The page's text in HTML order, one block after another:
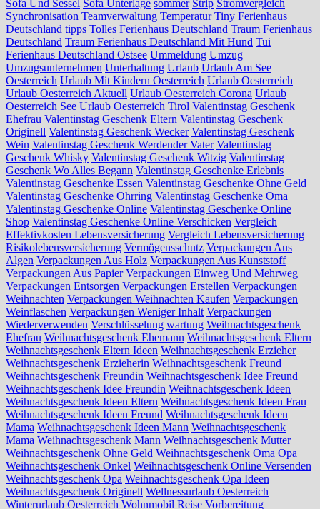
Sofa Und Sessel Sofa Unterlage sommer Strip Stromvergleich
Synchronisation Teamverwaltung Temperatur Tiny Ferienhaus
Deutschland tipps Tolles Ferienhaus Deutschland Traum Ferienhaus
Deutschland Traum Ferienhaus Deutschland Mit Hund Tui
Ferienhaus Deutschland Ostsee Ummeldung Umzug
Umzugsunternehmen Unterhaltung Urlaub Urlaub Am See
Oesterreich Urlaub Mit Kindern Oesterreich Urlaub Oesterreich
Urlaub Oesterreich Aktuell Urlaub Oesterreich Corona Urlaub
Oesterreich See Urlaub Oesterreich Tirol Valentinstag Geschenk
Ehefrau Valentinstag Geschenk Eltern Valentinstag Geschenk
Originell Valentinstag Geschenk Wecker Valentinstag Geschenk
Wein Valentinstag Geschenk Werdender Vater Valentinstag
Geschenk Whisky Valentinstag Geschenk Witzig Valentinstag
Geschenk Wo Alles Begann Valentinstag Geschenke Erlebnis
Valentinstag Geschenke Essen Valentinstag Geschenke Ohne Geld
Valentinstag Geschenke Ohrring Valentinstag Geschenke Oma
Valentinstag Geschenke Online Valentinstag Geschenke Online
Shop Valentinstag Geschenke Online Verschicken Vergleich
Effektivkosten Lebensversicherung Vergleich Lebensversicherung
Risikolebensversicherung Vermögensschutz Verpackungen Aus
Algen Verpackungen Aus Holz Verpackungen Aus Kunststoff
Verpackungen Aus Papier Verpackungen Einweg Und Mehrweg
Verpackungen Entsorgen Verpackungen Erstellen Verpackungen
Weihnachten Verpackungen Weihnachten Kaufen Verpackungen
Weinflaschen Verpackungen Weniger Inhalt Verpackungen
Wiederverwenden Verschlüsselung wartung Weihnachtsgeschenk
Ehefrau Weihnachtsgeschenk Ehemann Weihnachtsgeschenk Eltern
Weihnachtsgeschenk Eltern Ideen Weihnachtsgeschenk Erzieher
Weihnachtsgeschenk Erzieherin Weihnachtsgeschenk Freund
Weihnachtsgeschenk Freundin Weihnachtsgeschenk Idee Freund
Weihnachtsgeschenk Idee Freundin Weihnachtsgeschenk Ideen
Weihnachtsgeschenk Ideen Eltern Weihnachtsgeschenk Ideen Frau
Weihnachtsgeschenk Ideen Freund Weihnachtsgeschenk Ideen
Mama Weihnachtsgeschenk Ideen Mann Weihnachtsgeschenk
Mama Weihnachtsgeschenk Mann Weihnachtsgeschenk Mutter
Weihnachtsgeschenk Ohne Geld Weihnachtsgeschenk Oma Opa
Weihnachtsgeschenk Onkel Weihnachtsgeschenk Online Versenden
Weihnachtsgeschenk Opa Weihnachtsgeschenk Opa Ideen
Weihnachtsgeschenk Originell Wellnessurlaub Oesterreich
Winterurlaub Oesterreich Wohnmobil Reise Vorbereitung